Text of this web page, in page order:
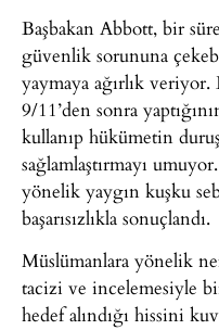
Başbakan Abbott, bir
güvenlik sorununa
yaymaya ağırlık veriyor.
9/11’den sonra
kullanıp hükümetin
sağlamlaştırmayı
yönelik yaygın kuşku
başarısızlıkla sonuçlandı.
Müslümanlara yönelik
tacizi ve incelemesiyle
hedef alındığı hissini